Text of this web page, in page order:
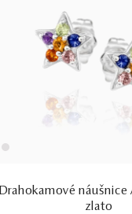
Drahokamové náušnice
zlato